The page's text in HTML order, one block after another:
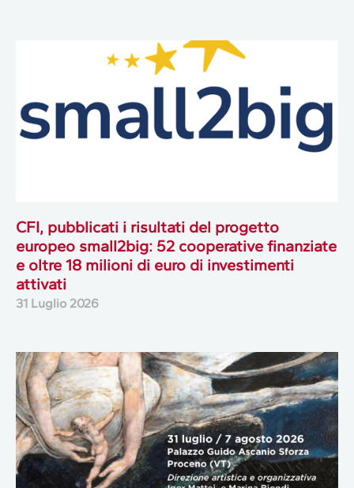
CFI, pubblicati i risultati del progetto
europeo small2big: 52 cooperative finanziate
e oltre 18 milioni di euro di investimenti
attivati
31 Luglio 2026